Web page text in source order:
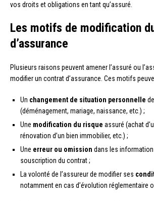
vos droits et obligations en tant qu’assuré.
Les motifs de modification
d’assurance
Plusieurs raisons peuvent amener l’assuré ou
modifier un contrat d’assurance. Ces motifs
Un changement de situation personnelle
(déménagement, mariage, naissance, etc.) ;
Une modification du risque assuré (achat
rénovation d’un bien immobilier, etc.) ;
Une erreur ou omission dans les
souscription du contrat ;
La volonté de l’assureur de modifier ses
notamment en cas d’évolution réglementaire